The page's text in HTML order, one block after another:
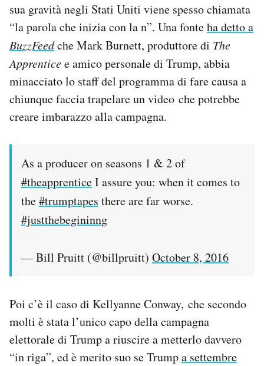
sua gravità negli Stati Uniti viene spesso chiamata
“la parola che inizia con la n”. Una fonteha detto a
BuzzFeedche Mark Burnett, produttore di The
Apprenticee amico personale di Trump, abbia
minacciato lo staff del programma di fare causa a
chiunque faccia trapelare un video che potrebbe
creare imbarazzo alla campagna.
As a producer on seasons 1 & 2 of
#theapprenticeI assure you: when it comes to
the#trumptapes there are far worse.
#justthebegininng
— Bill Pruitt (@billpruitt) October 8, 2016
Poi c’è il caso di Kellyanne Conway, che secondo
molti è stata l’unico capo della campagna
elettorale di Trump a riuscire a metterlo davvero
“in riga”, ed è merito suo se Trumpa settembre